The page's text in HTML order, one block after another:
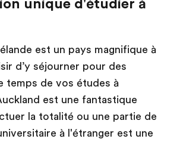
unique d'étudier à
est un pays magnifique à
d’y séjourner pour des
temps de vos études à
est une fantastique
la totalité ou une partie de
à l'étranger est une